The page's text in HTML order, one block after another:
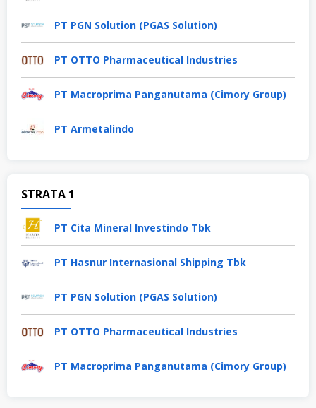
PT PGN Solution (PGAS Solution)
PT OTTO Pharmaceutical Industries
PT Macroprima Panganutama (Cimory Group)
PT Armetalindo
STRATA 1
PT Cita Mineral Investindo Tbk
PT Hasnur Internasional Shipping Tbk
PT PGN Solution (PGAS Solution)
PT OTTO Pharmaceutical Industries
PT Macroprima Panganutama (Cimory Group)